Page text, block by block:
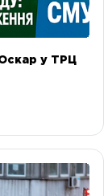
Оскар у ТРЦ